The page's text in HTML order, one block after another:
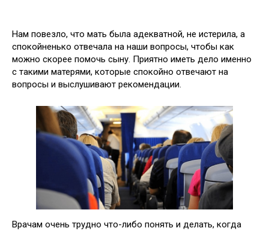
Нам повезло, что мать была адекватной, не истерила, а
спокойненько отвечала на наши вопросы, чтобы как
можно скорее помочь сыну. Приятно иметь дело именно
с такими матерями, которые спокойно отвечают на
вопросы и выслушивают рекомендации.
Врачам очень трудно что-либо понять и делать, когда